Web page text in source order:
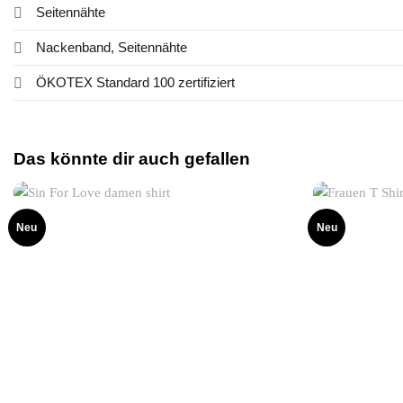
Seitennähte
Nackenband, Seitennähte
ÖKOTEX Standard 100 zertifiziert
Das könnte dir auch gefallen
Neu Neu